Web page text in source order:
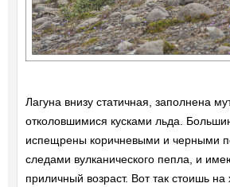
Лагуна внизу статичная, заполнена
отколовшимися кусками льда.
испещрены коричневыми и черными
следами вулканического пепла, и
приличный возраст. Вот так стоишь